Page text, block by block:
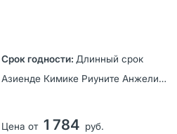
Длинный срок
Азиенде Кимике Риуните Анжелини Франческо А.К.Р.А., Италия
Цена от 1 784 руб.